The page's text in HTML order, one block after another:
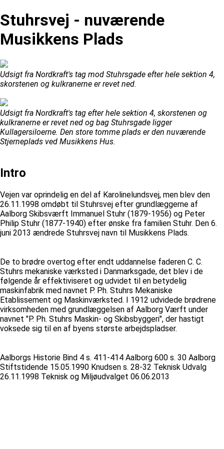
Stuhrsvej - nuværende
Musikkens Plads
Udsigt fra Nordkraft's tag mod Stuhrsgade efter hele sektion 4,
skorstenen og kulkranerne er revet ned.
Udsigt fra Nordkraft's tag efter hele sektion 4, skorstenen og
kulkranerne er revet ned og bag Stuhrsgade ligger
Kullagersiloerne. Den store tomme plads er den nuværende
Stjerneplads ved Musikkens Hus.
Intro
Vejen var oprindelig en del af Karolinelundsvej, men blev den
26.11.1998 omdøbt til Stuhrsvej efter grundlæggerne af
Aalborg Skibsværft Immanuel Stuhr (1879-1956) og Peter
Philip Stuhr (1877-1940) efter ønske fra familien Stuhr. Den 6.
juni 2013 ændrede Stuhrsvej navn til Musikkens Plads.
De to brødre overtog efter endt uddannelse faderen C. C.
Stuhrs mekaniske værksted i Danmarksgade, det blev i de
følgende år effektiviseret og udvidet til en betydelig
maskinfabrik med navnet P. Ph. Stuhrs Mekaniske
Etablissement og Maskinværksted. I 1912 udvidede brødrene
virksomheden med grundlæggelsen af Aalborg Værft under
navnet "P. Ph. Stuhrs Maskin- og Skibsbyggeri", der hastigt
voksede sig til en af byens største arbejdspladser.
Aalborgs Historie Bind 4 s. 411-414 Aalborg 600 s. 30 Aalborg
Stiftstidende 15.05.1990 Knudsen s. 28-32 Teknisk Udvalg
26.11.1998 Teknisk og Miljøudvalget 06.06.2013